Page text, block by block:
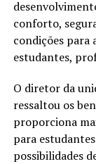
conforto,
condições para
estudantes,
O diretor da
ressaltou os
proporciona
para
possibilidades